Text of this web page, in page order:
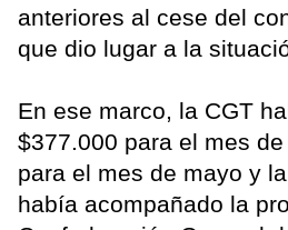
anteriores al cese del
que dio lugar a la
En ese marco, la CGT
$377.000 para el mes
para el mes de mayo y
había acompañado la